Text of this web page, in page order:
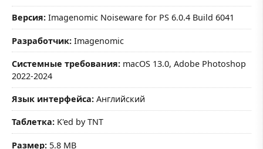
Версия: Imagenomic Noiseware for PS 6.0.4 Build 6041
Разработчик: Imagenomic
Системные требования: macOS 13.0, Adobe Photoshop
2022-2024
Язык интерфейса: Английский
Таблетка: K'ed by TNT
Размер: 5.8 MB